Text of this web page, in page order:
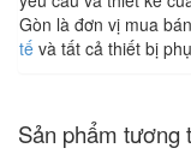
Gòn là đơn vị mua
tế và tất cả thiết bị
Sản phẩm tương